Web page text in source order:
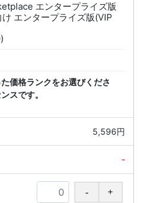
エンタープライズ版
エンタープライズ版(VIP
価格ランクをお選びくださ
スです。
5,596円
-